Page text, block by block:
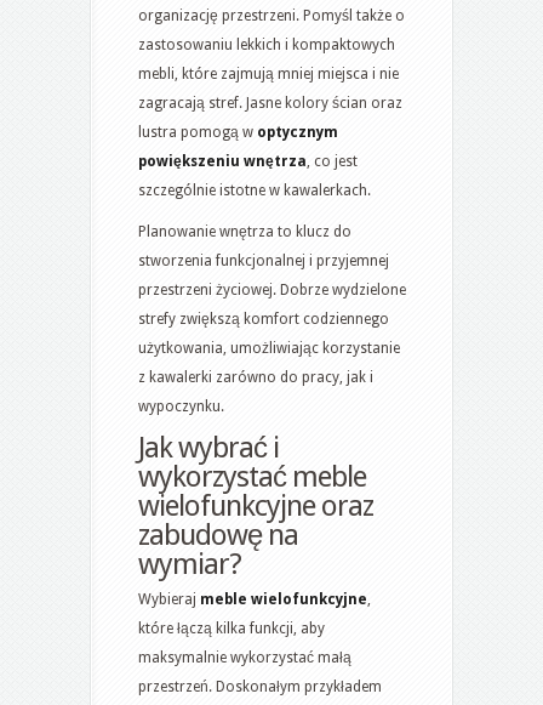
organizację przestrzeni. Pomyśl także o
zastosowaniu lekkich i kompaktowych
mebli, które zajmują mniej miejsca i nie
zagracają stref. Jasne kolory ścian oraz
lustra pomogą w optycznym
powiększeniu wnętrza, co jest
szczególnie istotne w kawalerkach.
Planowanie wnętrza to klucz do
stworzenia funkcjonalnej i przyjemnej
przestrzeni życiowej. Dobrze wydzielone
strefy zwiększą komfort codziennego
użytkowania, umożliwiając korzystanie
z kawalerki zarówno do pracy, jak i
wypoczynku.
Jak wybrać i
wykorzystać meble
wielofunkcyjne oraz
zabudowę na
wymiar?
Wybieraj meble wielofunkcyjne,
które łączą kilka funkcji, aby
maksymalnie wykorzystać małą
przestrzeń. Doskonałym przykładem